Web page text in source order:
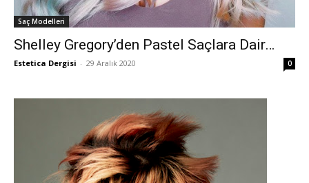
Saç Modelleri
Shelley Gregory’den Pastel Saçlara Dair…
Estetica Dergisi - 29 Aralık 2020 0